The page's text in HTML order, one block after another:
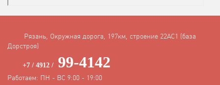
Рязань, Окружная дорога, 197км, строение 22АC1 (база
Дорстроя)
+7 / 4912 / 99-4142
Работаем: ПН - ВС 9:00 - 19:00